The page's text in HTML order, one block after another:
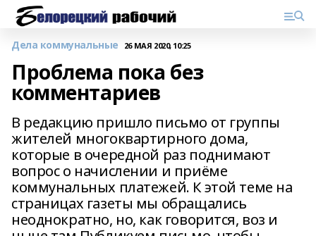
Дела коммунальные 26 МАЯ 2020, 10:25
Проблема пока без
комментариев
В редакцию пришло письмо от группы
жителей многоквартирного дома,
которые в очередной раз поднимают
вопрос о начислении и приёме
коммунальных платежей. К этой теме на
страницах газеты мы обращались
неоднократно, но, как говорится, воз и